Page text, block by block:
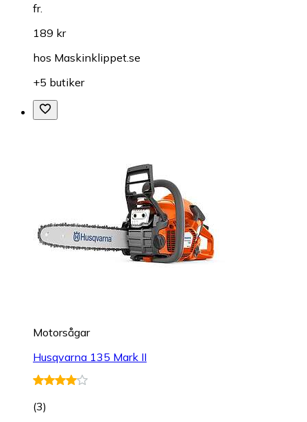
fr.
189 kr
hos Maskinklippet.se
+5 butiker
Motorsågar
Husqvarna 135 Mark II
(3)